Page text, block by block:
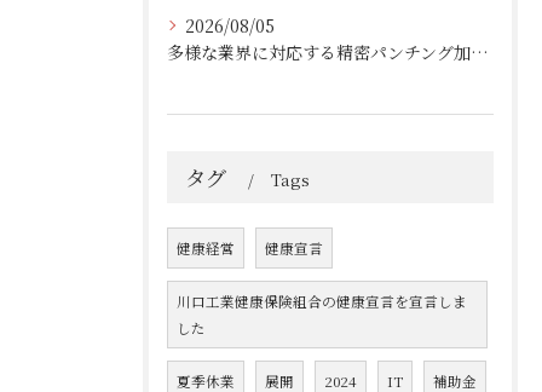
2026/08/05
多様な業界に対応する精密パンチング加工の実践技術
タグ Tags
健康経営 健康宣言
川口工業健康保険組合の健康宣言を宣言しま
した
夏季休業 展開 2024 IT 補助金